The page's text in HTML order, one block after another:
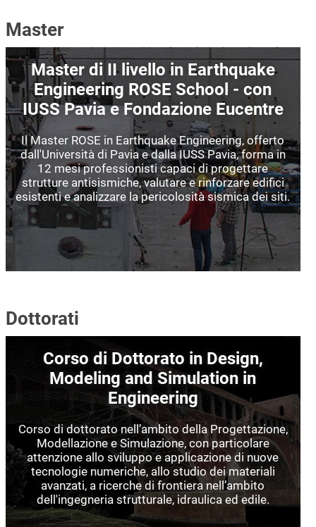
Master
Immagine
Master di II livello in Earthquake
Engineering ROSE School - con
IUSS Pavia e Fondazione Eucentre
Il Master ROSE in Earthquake Engineering, offerto
dall'Università di Pavia e dalla IUSS Pavia, forma in
12 mesi professionisti capaci di progettare
strutture antisismiche, valutare e rinforzare edifici
esistenti e analizzare la pericolosità sismica dei siti.
Dottorati
Corso di Dottorato in Design,
Modeling and Simulation in
Engineering
Corso di dottorato nell’ambito della Progettazione,
Modellazione e Simulazione, con particolare
attenzione allo sviluppo e applicazione di nuove
tecnologie numeriche, allo studio dei materiali
avanzati, a ricerche di frontiera nell’ambito
dell'ingegneria strutturale, idraulica ed edile.